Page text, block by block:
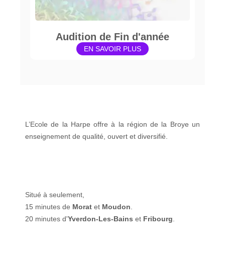
Audition de Fin d'année
EN SAVOIR PLUS
L’Ecole de la Harpe offre à la région de la Broye un
enseignement de qualité, ouvert et diversifié.
Situé à seulement,
15 minutes de Morat et Moudon
20 minutes d'Yverdon-Les-Bains et Fribourg